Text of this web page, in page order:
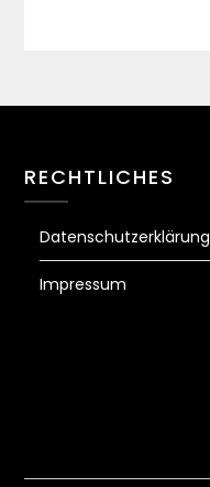
RECHTLICHES
Datenschutzerklärung
Impressum